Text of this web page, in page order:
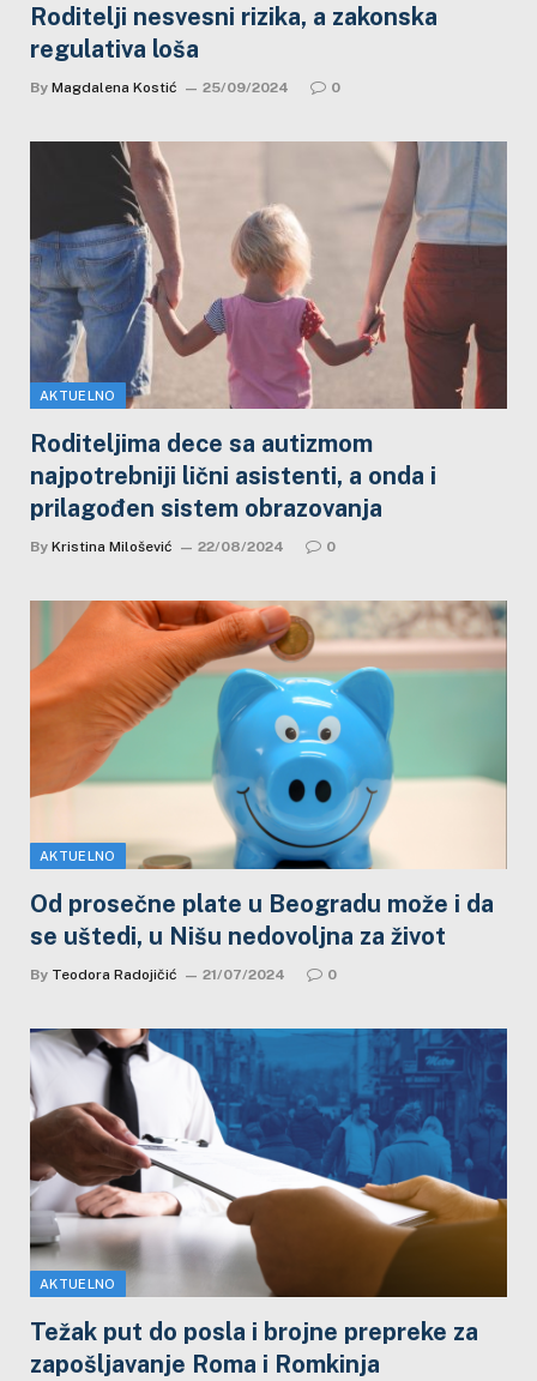
Roditelji nesvesni rizika, a zakonska
regulativa loša
By Magdalena Kostić 25/09/2024 0
AKTUELNO
Roditeljima dece sa autizmom
najpotrebniji lični asistenti, a onda i
prilagođen sistem obrazovanja
By Kristina Milošević 22/08/2024 0
AKTUELNO
Od prosečne plate u Beogradu može i da
se uštedi, u Nišu nedovoljna za život
By Teodora Radojičić 21/07/2024 0
AKTUELNO
Težak put do posla i brojne prepreke za
zapošljavanje Roma i Romkinja